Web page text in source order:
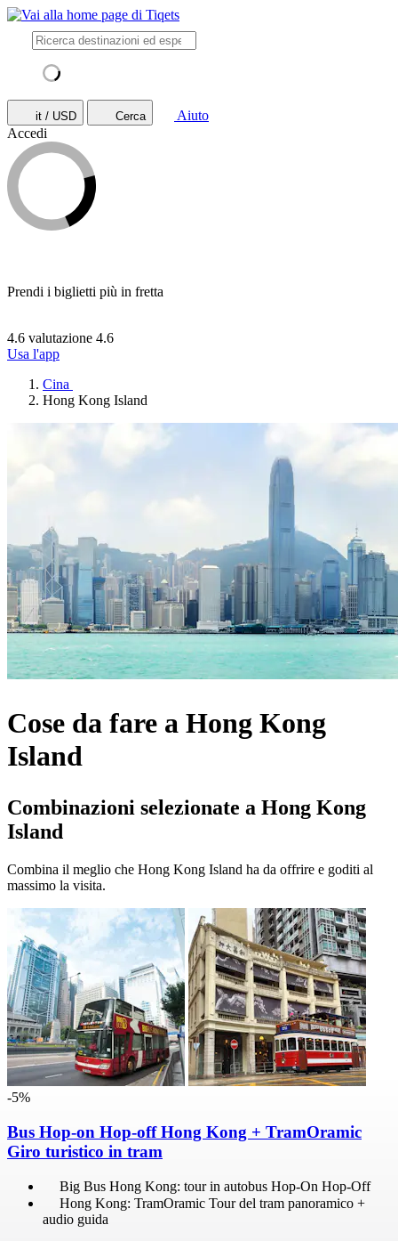
it / USD Cerca
Aiuto
Accedi
Prendi i biglietti più in fretta
4.6 valutazione 4.6
Usa l'app
Cina
Hong Kong Island
Cose da fare a Hong Kong
Island
Combinazioni selezionate a Hong Kong
Island
Combina il meglio che Hong Kong Island ha da offrire e goditi al
massimo la visita.
-5%
Bus Hop-on Hop-off Hong Kong + TramOramic
Giro turistico in tram
Big Bus Hong Kong: tour in autobus Hop-On Hop-Off
Hong Kong: TramOramic Tour del tram panoramico +
audio guida